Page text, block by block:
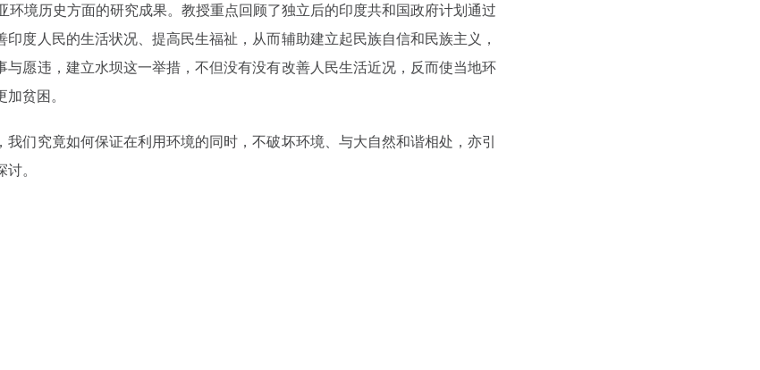
境历史方面的研究成果。教授重点回顾了独立后的印度共和国政府计划通过
度人民的生活状况、提高民生福祉，从而辅助建立起民族自信和民族主义，
与愿违，建立水坝这一举措，不但没有没有改善人民生活近况，反而使当地环
贫困。
我们究竟如何保证在利用环境的同时，不破坏环境、与大自然和谐相处，亦引
。